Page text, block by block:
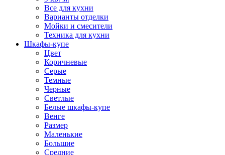
Все для кухни
Варианты отделки
Мойки и смесители
Техника для кухни
Шкафы-купе
Цвет
Коричневые
Серые
Темные
Черные
Светлые
Белые шкафы-купе
Венге
Размер
Маленькие
Большие
Средние